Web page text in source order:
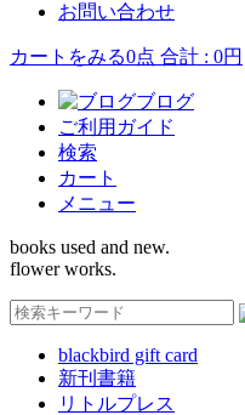
お問い合わせ
カートをみる0点 合計 : 0円
ブログ
ご利用ガイド
検索
カート
メニュー
books used and new.
flower works.
blackbird gift card
新刊書籍
リトルプレス